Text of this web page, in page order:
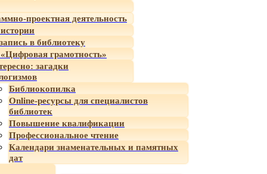
проектная деятельность
в библиотеку
грамотность»
загадки
Библиокопилка
Online-ресурсы для специалистов
библиотек
Повышение квалификации
Профессиональное чтение
Календари знаменательных и памятных
дат